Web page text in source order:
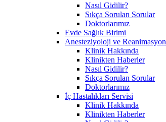
Nasıl Gidilir?
Sıkça Sorulan Sorular
Doktorlarımız
Evde Sağlık Birimi
Anesteziyoloji ve Reanimasyon
Klinik Hakkında
Klinikten Haberler
Nasıl Gidilir?
Sıkça Sorulan Sorular
Doktorlarımız
İç Hastalıkları Servisi
Klinik Hakkında
Klinikten Haberler